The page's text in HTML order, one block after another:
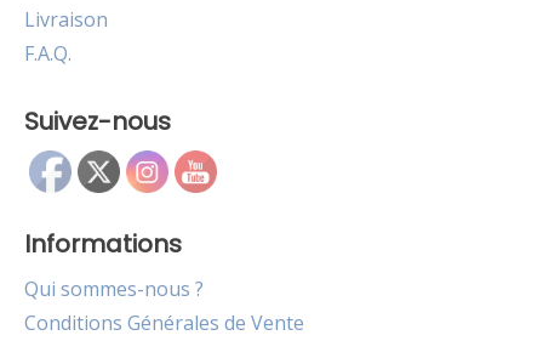
Livraison
F.A.Q.
Suivez-nous
Informations
Qui sommes-nous ?
Conditions Générales de Vente